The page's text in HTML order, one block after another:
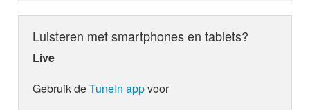
Luisteren met smartphones en tablets?
Live
Gebruik deTuneIn appvoor